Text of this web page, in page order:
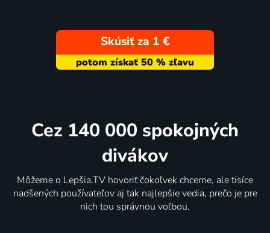
Skúsiť za 1 €
Cez 140 000 spokojných
divákov
Môžeme o Lepšia.TV hovoriť čokoľvek chceme, ale tisíce
nadšených používateľov aj tak najlepšie vedia, prečo je pre
nich tou správnou voľbou.